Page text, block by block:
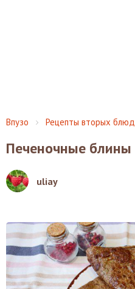
Впузо Рецепты вторых блюд
Печеночные блины
uliay